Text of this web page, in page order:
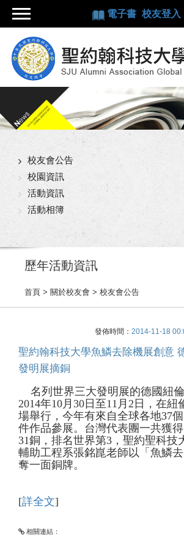
電子書 校友登入
校友會公告
校園資訊
活動資訊
活動相簿
歷年活動資訊
首頁 > 關於校友會 > 校友會公告
發佈時間： 2014-11-18
聖約翰科技大學魚鱗去除機展創意
發明展摘銅
名列世界三大發明展的德國紐
2014年10月30日至11月2日，在紐
場舉行，今年有來自全球各地37
件作品參展。台灣代表團一共獲得
31銅，排名世界第3，聖約聖科技
輔助工程系張銘崑老師以「魚鱗
奪一面銅牌。
[詳全文]
相關連結：